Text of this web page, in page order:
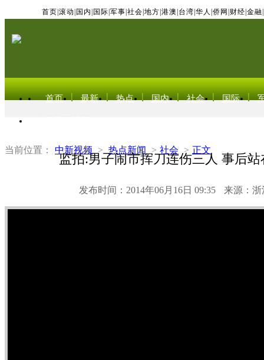
首页 滚动 国内 国际 军事 社会 地方 港澳 台湾 华人 侨网 财经 金融
首页 最新 热点 国内 社会 国际
当前位置： 中新视频 > 热点新闻 > 社会 > 正文
监拍:男子闹市挥刀连伤三人 事后
发布时间：2014年06月16日 09:35 来源：浙